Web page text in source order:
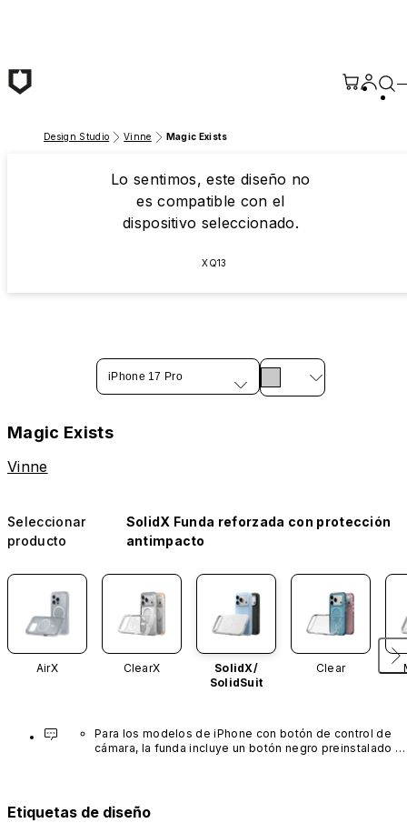
Design Studio Vinne Magic Exists
Lo sentimos, este diseño no
es compatible con el
dispositivo seleccionado.
XQ13
iPhone 17 Pro
Magic Exists
Vinne
Seleccionar
producto
SolidX Funda reforzada con protección
antimpacto
AirX ClearX
SolidX/
SolidSuit
Clear
Para los modelos de iPhone con botón de control de
cámara, la funda incluye un botón negro preinstalado
Etiquetas de diseño